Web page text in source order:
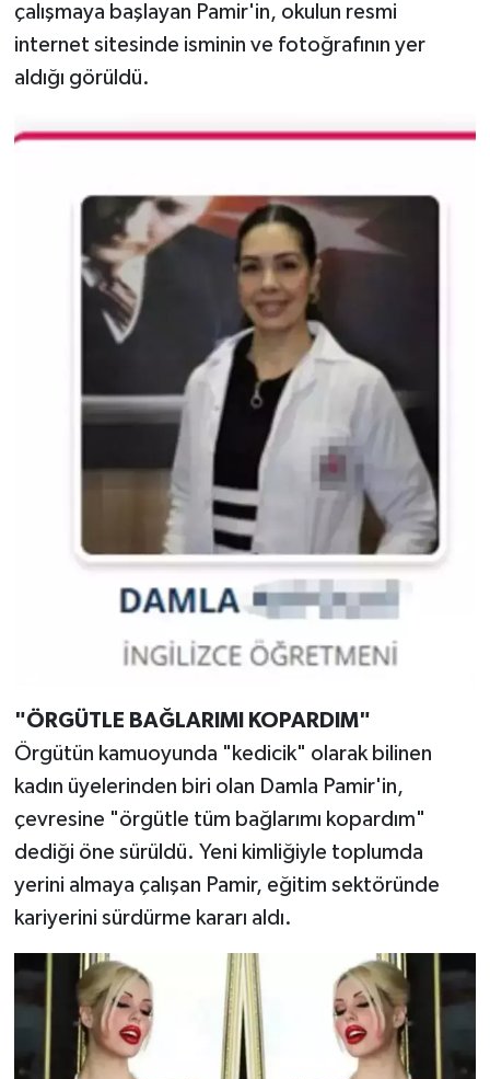
çalışmaya başlayan Pamir'in, okulun resmi
internet sitesinde isminin ve fotoğrafının yer
aldığı görüldü.
"ÖRGÜTLE BAĞLARIMI KOPARDIM"
Örgütün kamuoyunda "kedicik" olarak bilinen
kadın üyelerinden biri olan Damla Pamir'in,
çevresine "örgütle tüm bağlarımı kopardım"
dediği öne sürüldü. Yeni kimliğiyle toplumda
yerini almaya çalışan Pamir, eğitim sektöründe
kariyerini sürdürme kararı aldı.